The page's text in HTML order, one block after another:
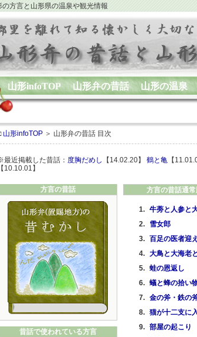
の方言と山形県の温泉や観光情報
山形infoTOP 山形弁の昔話 山形の温泉
山形infoTOP ＞ 山形弁の昔話 目次
最近掲載した昔話 ： 度胸だめし 【14.02.20】 鶴と亀 【
【10.10.01】
方言の昔話
昔話で使われている方言
方言の昔話通常
牛蒡と人参と
雪女郎
百足の医者迎え
大鳥と大海老
蛙の恩返し
蟻と蜂の拾い
金の斧・鉄の
猫が十二支に
部屋の起こり